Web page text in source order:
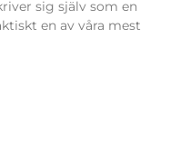
sig själv som en
en av våra mest